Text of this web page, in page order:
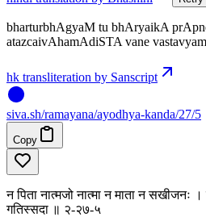
bharturbhAgyaM tu bhAryaikA
atazcaivAhamAdiSTA vane
hk transliteration by Sanscript
siva.sh/ramayana/ayodhya-kanda/27/5
Copy
न पिता नात्मजो नात्मा न माता न सखीजनः
गतिस्सदा ॥ २-२७-५